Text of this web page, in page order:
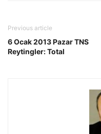
Previous article
6 Ocak 2013 Pazar TNS
Reytingler: Total